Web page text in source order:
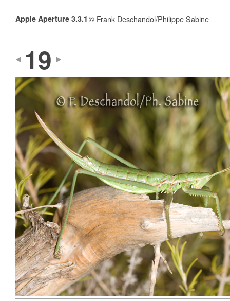
Apple Aperture 3.3.1 © Frank Deschandol/Philippe Sabine
19